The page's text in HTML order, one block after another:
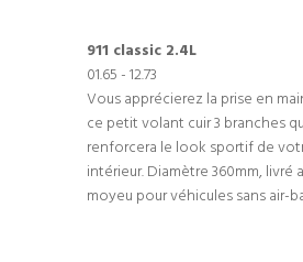
911 classic 2.4L
01.65 - 12.73
Vous apprécierez la prise en
ce petit volant cuir 3 branches
renforcera le look sportif de
intérieur. Diamètre 360mm, livré
moyeu pour véhicules sans air-